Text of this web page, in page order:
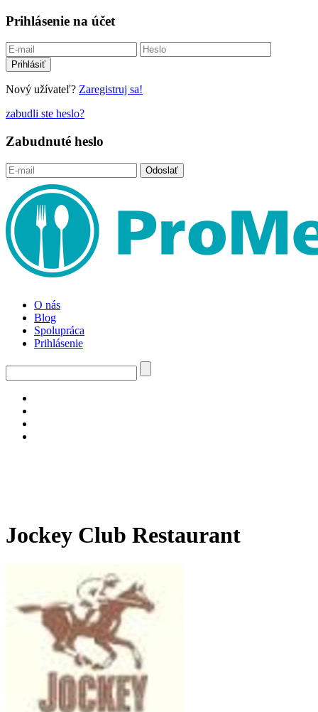
Prihlásenie na účet
Nový užívateľ? Zaregistruj sa!
zabudli ste heslo?
Zabudnuté heslo
O nás
Blog
Spolupráca
Prihlásenie
Jockey Club Restaurant